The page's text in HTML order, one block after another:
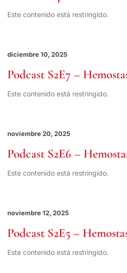
Este contenido está restringido.
diciembre 10, 2025
Podcast S2E7 –
Este contenido está restringido.
noviembre 20, 2025
Podcast S2E6 –
Este contenido está restringido.
noviembre 12, 2025
Podcast S2E5 –
Este contenido está restringido.